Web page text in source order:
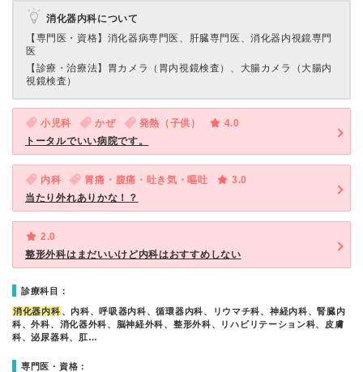
消化器内科について
【専門医・資格】 消化器病専門医、肝臓専門医、消化器内視鏡専門
医
【診療・治療法】 胃カメラ（胃内視鏡検査）、大腸カメラ（大腸内
視鏡検査）
小児科 かぜ 発熱（子供）
4.0
トータルでいい病院です。
内科 胃痛・腹痛・吐き気・嘔吐
3.0
当たり外れありかな！？
2.0
整形外科はまだいいけど内科はおすすめしない
診療科目：
消化器内科 、内科、呼吸器内科、循環器内科、リウマチ科、神経内科、腎臓内
科、外科、消化器外科、脳神経外科、整形外科、リハビリテーション科、皮膚
科、泌尿器科、肛…
専門医・資格：